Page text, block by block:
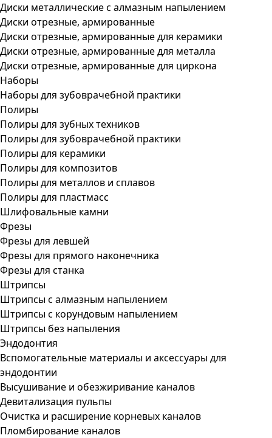
Диски металлические с алмазным напылением
Диски отрезные, армированные
Диски отрезные, армированные для керамики
Диски отрезные, армированные для металла
Диски отрезные, армированные для циркона
Наборы
Наборы для зубоврачебной практики
Полиры
Полиры для зубных техников
Полиры для зубоврачебной практики
Полиры для керамики
Полиры для композитов
Полиры для металлов и сплавов
Полиры для пластмасс
Шлифовальные камни
Фрезы
Фрезы для левшей
Фрезы для прямого наконечника
Фрезы для станка
Штрипсы
Штрипсы c алмазным напылением
Штрипсы c корундовым напылением
Штрипсы без напыления
Эндодонтия
Вспомогательные материалы и аксессуары для
эндодонтии
Высушивание и обезжиривание каналов
Девитализация пульпы
Очистка и расширение корневых каналов
Пломбирование каналов